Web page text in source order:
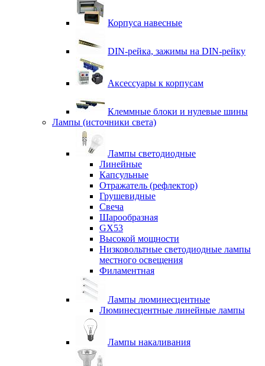
Корпуса навесные
DIN-рейка, зажимы на DIN-рейку
Аксессуары к корпусам
Клеммные блоки и нулевые шины
Лампы (источники света)
Лампы светодиодные
Линейные
Капсульные
Отражатель (рефлектор)
Грушевидные
Свеча
Шарообразная
GX53
Высокой мощности
Низковольтные светодиодные лампы
местного освещения
Филаментная
Лампы люминесцентные
Люминесцентные линейные лампы
Лампы накаливания